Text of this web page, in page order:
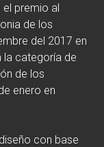
el premio al
de los
del 2017 en
la categoría de
de los
enero en
con base